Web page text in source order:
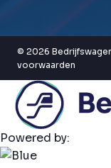
© 2026
voorwaarden
Powered by: